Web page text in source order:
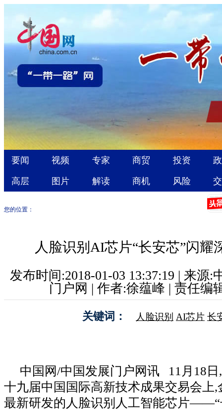
您的位置：
人脸识别AI芯片“长安芯”闪耀
发布时间:2018-01-03 13:37:19 | 来源:
门户网 | 作者:徐蕴峰 | 责任编
关键词： 人脸识别 AI芯片 长
中国网/中国发展门户网讯 11月18
十九届中国国际高新技术成果交易会上
最新研发的人脸识别人工智能芯片——“